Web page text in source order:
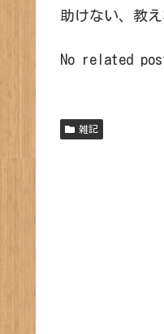
助けない、教
No related
雑記